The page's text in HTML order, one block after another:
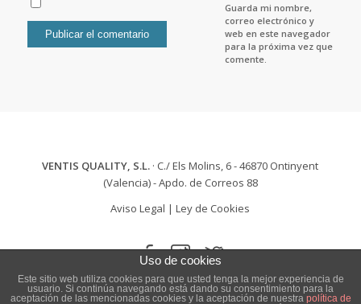
Guarda mi nombre,
correo electrónico y
web en este navegador
para la próxima vez que
comente.
VENTIS QUALITY, S.L. · C./ Els Molins, 6 - 46870 Ontinyent
(Valencia) - Apdo. de Correos 88
Aviso Legal |Ley de Cookies
Uso de cookies
Este sitio web utiliza cookies para que usted tenga la mejor experiencia de
usuario. Si continúa navegando está dando su consentimiento para la
aceptación de las mencionadas cookies y la aceptación de nuestra política de